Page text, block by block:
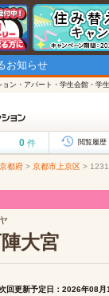
お知らせ
ン・アパート・学生会館・学
0 件 閲覧履歴
京都府 > 京都市上京区 >
大宮
回更新予定日：2026年08月